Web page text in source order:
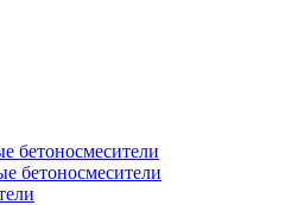
бетоносмесители
бетоносмесители